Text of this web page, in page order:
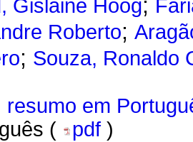
Gislaine Hoog;
Roberto;
; Souza, Ronaldo
resumo em
(
pdf )